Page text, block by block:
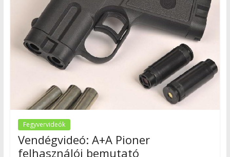
Fegyvervideók
Vendégvideó: A+A Pioner
felhasználói bemutató